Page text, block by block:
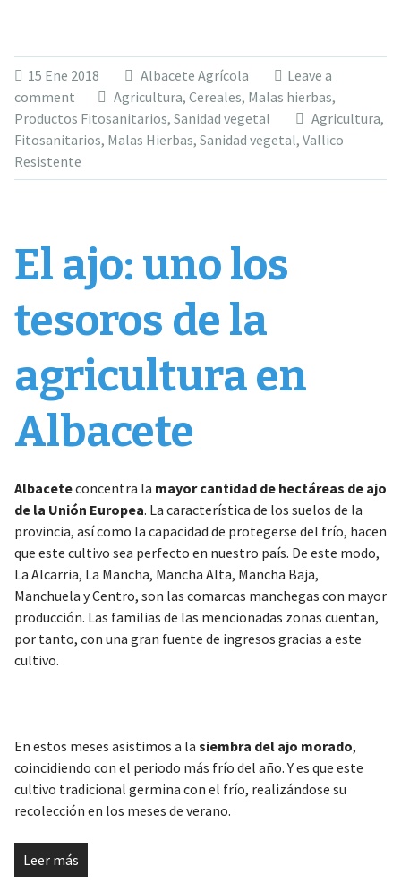
15 Ene 2018 Albacete Agrícola
Leave a
comment
Agricultura, Cereales, Malas hierbas,
Productos Fitosanitarios, Sanidad vegetal Agricultura,
Fitosanitarios, Malas Hierbas, Sanidad vegetal, Vallico
Resistente
El ajo: uno los
tesoros de la
agricultura en
Albacete
Albaceteconcentra la mayor cantidad de hectáreas de ajo
de la Unión Europea. La característica de los suelos de la
provincia, así como la capacidad de protegerse del frío, hacen
que este cultivo sea perfecto en nuestro país. De este modo,
La Alcarria, La Mancha, Mancha Alta, Mancha Baja,
Manchuela y Centro, son las comarcas manchegas con mayor
producción. Las familias de las mencionadas zonas cuentan,
por tanto, con una gran fuente de ingresos gracias a este
cultivo.
En estos meses asistimos a la siembra del ajo morado,
coincidiendo con el periodo más frío del año. Y es que este
cultivo tradicional germina con el frío, realizándose su
recolección en los meses de verano.
Leer más